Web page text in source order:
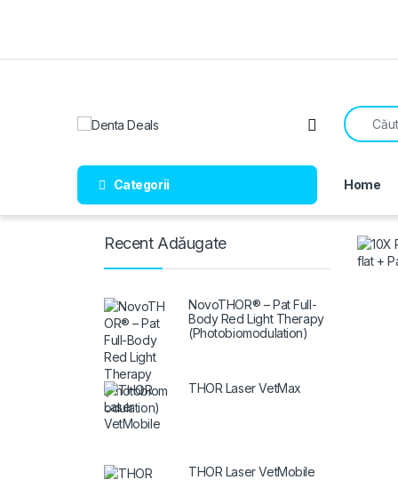
Open
Search
Categorii Home
Recent Adăugate
NovoTHOR® – Pat Full-
Body Red Light Therapy
(Photobiomodulation)
THOR Laser VetMax
THOR Laser VetMobile